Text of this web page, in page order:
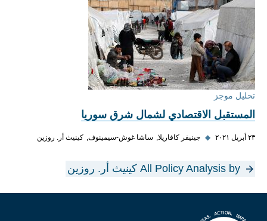
تحليل موجز
المستقبل الاقتصادي لشمال شرق سوريا
٢٣ أبريل ٢٠٢١ ◆ جينيفر كافاريلا ساشا غوش-سيمينوف كينيث أر. روزين
All Policy Analysis by كينيث أر. روزين